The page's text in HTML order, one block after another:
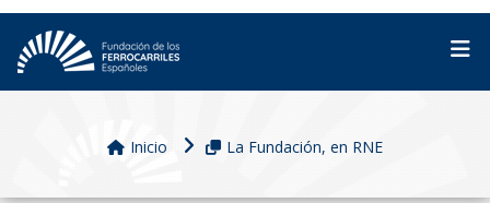
Inicio La Fundación, en RNE